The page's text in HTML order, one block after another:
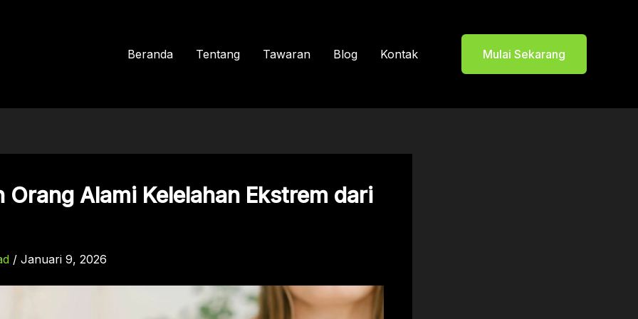
Beranda Tentang Tawaran Blog Kontak Mulai Sekarang
Orang Alami Kelelahan Ekstrem dari
/ Januari 9, 2026